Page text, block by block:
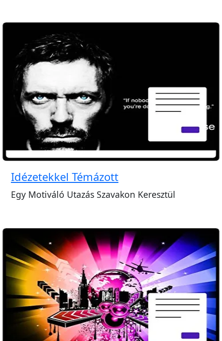
Idézetekkel Témázott
Egy Motiváló Utazás Szavakon Keresztül